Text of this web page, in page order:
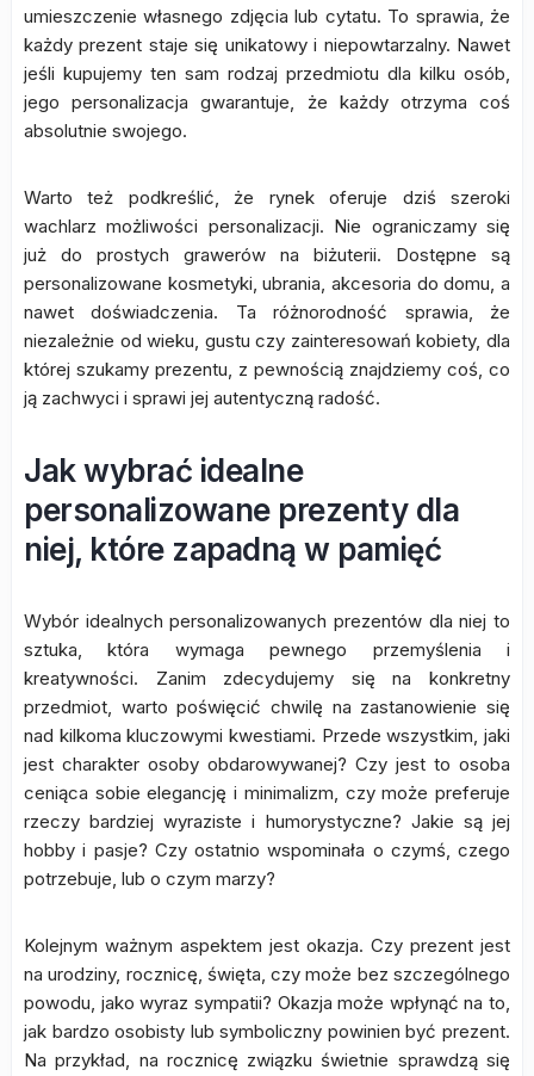
umieszczenie własnego zdjęcia lub cytatu. To sprawia, że
każdy prezent staje się unikatowy i niepowtarzalny. Nawet
jeśli kupujemy ten sam rodzaj przedmiotu dla kilku osób,
jego personalizacja gwarantuje, że każdy otrzyma coś
absolutnie swojego.
Warto też podkreślić, że rynek oferuje dziś szeroki
wachlarz możliwości personalizacji. Nie ograniczamy się
już do prostych grawerów na biżuterii. Dostępne są
personalizowane kosmetyki, ubrania, akcesoria do domu, a
nawet doświadczenia. Ta różnorodność sprawia, że
niezależnie od wieku, gustu czy zainteresowań kobiety, dla
której szukamy prezentu, z pewnością znajdziemy coś, co
ją zachwyci i sprawi jej autentyczną radość.
Jak wybrać idealne
personalizowane prezenty dla
niej, które zapadną w pamięć
Wybór idealnych personalizowanych prezentów dla niej to
sztuka, która wymaga pewnego przemyślenia i
kreatywności. Zanim zdecydujemy się na konkretny
przedmiot, warto poświęcić chwilę na zastanowienie się
nad kilkoma kluczowymi kwestiami. Przede wszystkim, jaki
jest charakter osoby obdarowywanej? Czy jest to osoba
ceniąca sobie elegancję i minimalizm, czy może preferuje
rzeczy bardziej wyraziste i humorystyczne? Jakie są jej
hobby i pasje? Czy ostatnio wspominała o czymś, czego
potrzebuje, lub o czym marzy?
Kolejnym ważnym aspektem jest okazja. Czy prezent jest
na urodziny, rocznicę, święta, czy może bez szczególnego
powodu, jako wyraz sympatii? Okazja może wpłynąć na to,
jak bardzo osobisty lub symboliczny powinien być prezent.
Na przykład, na rocznicę związku świetnie sprawdzą się